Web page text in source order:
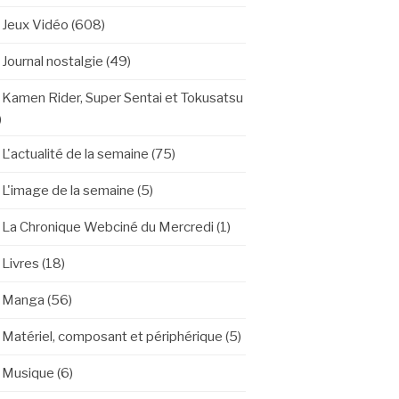
Jeux Vidéo (608)
Journal nostalgie (49)
Kamen Rider, Super Sentai et Tokusatsu
L'actualité de la semaine (75)
L'image de la semaine (5)
La Chronique Webciné du Mercredi (1)
Livres (18)
Manga (56)
Matériel, composant et périphérique (5)
Musique (6)